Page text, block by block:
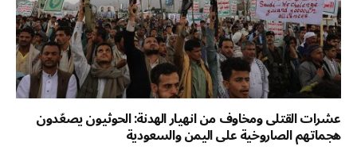
عشرات القتلى ومخاوف من انهيار الهدنة: الحوثيون يصعّدون
هجماتهم الصاروخية على اليمن والسعودية